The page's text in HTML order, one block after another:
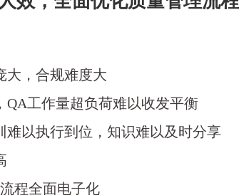
大，合规难度大
QA工作量超负荷难以收发平衡
难以执行到位，知识难以及时分享
程全面电子化